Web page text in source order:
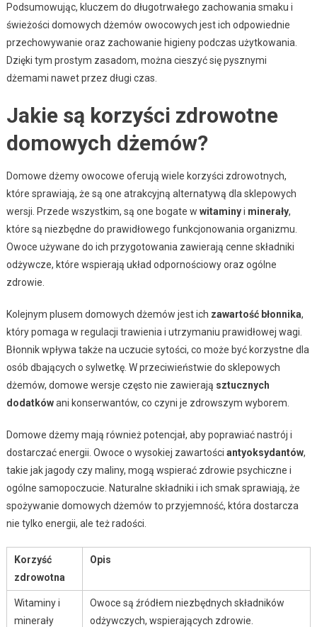
Podsumowując, kluczem do długotrwałego zachowania smaku i
świeżości domowych dżemów owocowych jest ich odpowiednie
przechowywanie oraz zachowanie higieny podczas użytkowania.
Dzięki tym prostym zasadom, można cieszyć się pysznymi
dżemami nawet przez długi czas.
Jakie są korzyści zdrowotne
domowych dżemów?
Domowe dżemy owocowe oferują wiele korzyści zdrowotnych,
które sprawiają, że są one atrakcyjną alternatywą dla sklepowych
wersji. Przede wszystkim, są one bogate w witaminyi minerały,
które są niezbędne do prawidłowego funkcjonowania organizmu.
Owoce używane do ich przygotowania zawierają cenne składniki
odżywcze, które wspierają układ odpornościowy oraz ogólne
zdrowie.
Kolejnym plusem domowych dżemów jest ich zawartość błonnika,
który pomaga w regulacji trawienia i utrzymaniu prawidłowej wagi.
Błonnik wpływa także na uczucie sytości, co może być korzystne dla
osób dbających o sylwetkę. W przeciwieństwie do sklepowych
dżemów, domowe wersje często nie zawierają sztucznych
dodatkówani konserwantów, co czyni je zdrowszym wyborem.
Domowe dżemy mają również potencjał, aby poprawiać nastrój i
dostarczać energii. Owoce o wysokiej zawartości antyoksydantów,
takie jak jagody czy maliny, mogą wspierać zdrowie psychiczne i
ogólne samopoczucie. Naturalne składniki i ich smak sprawiają, że
spożywanie domowych dżemów to przyjemność, która dostarcza
nie tylko energii, ale też radości.
Korzyść
zdrowotna
Opis
Witaminy i
minerały
Owoce są źródłem niezbędnych składników
odżywczych, wspierających zdrowie.